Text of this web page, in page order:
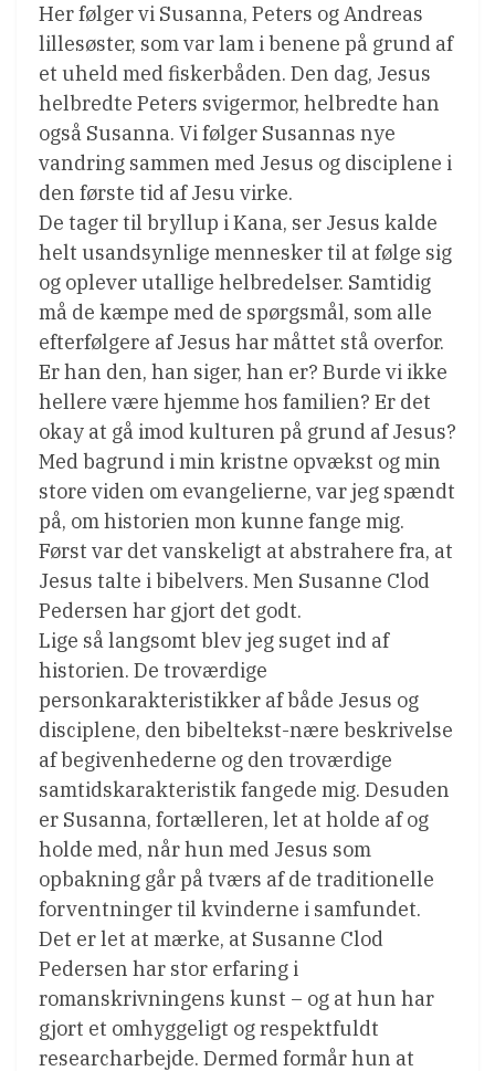
Her følger vi Susanna, Peters og Andreas
lillesøster, som var lam i benene på grund af
et uheld med fiskerbåden. Den dag, Jesus
helbredte Peters svigermor, helbredte han
også Susanna. Vi følger Susannas nye
vandring sammen med Jesus og disciplene i
den første tid af Jesu virke.
De tager til bryllup i Kana, ser Jesus kalde
helt usandsynlige mennesker til at følge sig
og oplever utallige helbredelser. Samtidig
må de kæmpe med de spørgsmål, som alle
efterfølgere af Jesus har måttet stå overfor.
Er han den, han siger, han er? Burde vi ikke
hellere være hjemme hos familien? Er det
okay at gå imod kulturen på grund af Jesus?
Med bagrund i min kristne opvækst og min
store viden om evangelierne, var jeg spændt
på, om historien mon kunne fange mig.
Først var det vanskeligt at abstrahere fra, at
Jesus talte i bibelvers. Men Susanne Clod
Pedersen har gjort det godt.
Lige så langsomt blev jeg suget ind af
historien. De troværdige
personkarakteristikker af både Jesus og
disciplene, den bibeltekst-nære beskrivelse
af begivenhederne og den troværdige
samtidskarakteristik fangede mig. Desuden
er Susanna, fortælleren, let at holde af og
holde med, når hun med Jesus som
opbakning går på tværs af de traditionelle
forventninger til kvinderne i samfundet.
Det er let at mærke, at Susanne Clod
Pedersen har stor erfaring i
romanskrivningens kunst – og at hun har
gjort et omhyggeligt og respektfuldt
researcharbejde. Dermed formår hun at